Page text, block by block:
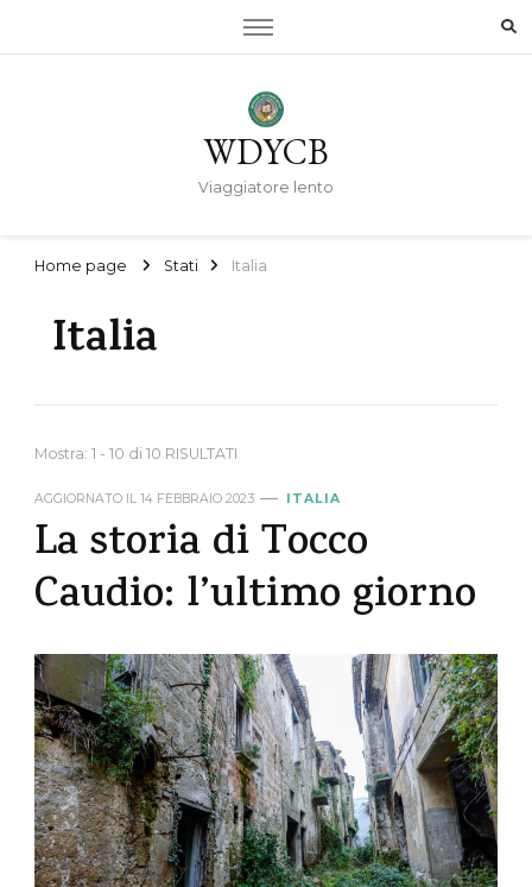
WDYCB
Viaggiatore lento
Home page Stati Italia
Italia
Mostra: 1 - 10 di 10 RISULTATI
AGGIORNATO IL 14 FEBBRAIO 2023 ITALIA
La storia di Tocco
Caudio: l’ultimo giorno